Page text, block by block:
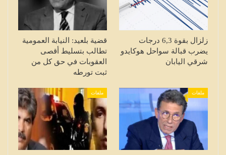
زلزال بقوة 6,3 درجات
يضرب قبالة سواحل هوكايدو
شرقي اليابان
قضية بلعيد: النيابة العمومية
تطالب بتسليط أقصى
العقوبات في حق كل من
ثبت تورطه
ملفات ملفات